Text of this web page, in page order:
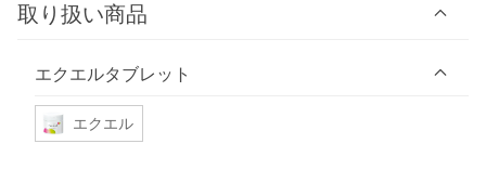
取り扱い商品
エクエルタブレット
エクエル